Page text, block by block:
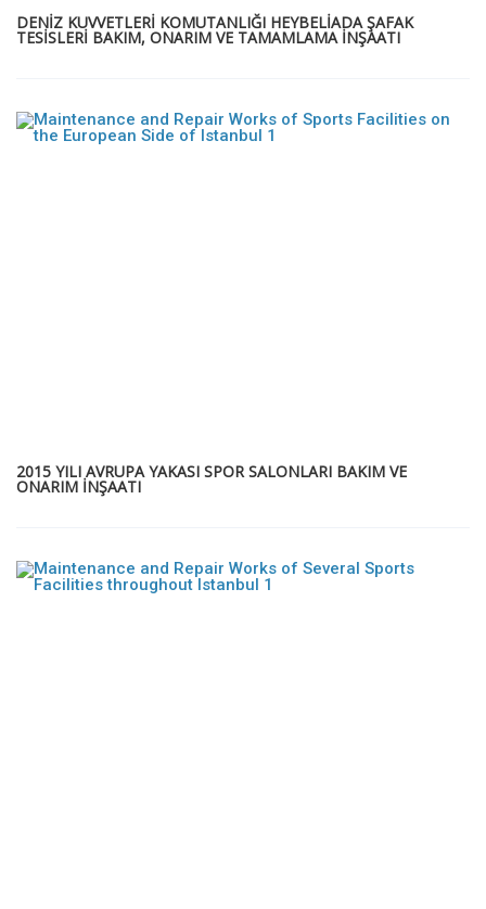
DENİZ KUVVETLERİ KOMUTANLIĞI HEYBELİADA ŞAFAK
TESİSLERİ BAKIM, ONARIM VE TAMAMLAMA İNŞAATI
2015 YILI AVRUPA YAKASI SPOR SALONLARI BAKIM VE
ONARIM İNŞAATI